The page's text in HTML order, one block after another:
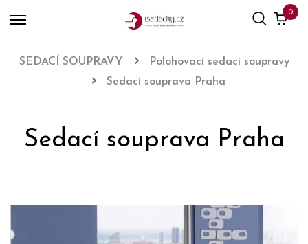
0
SEDACÍ SOUPRAVY
Polohovací sedací soupravy
Sedací souprava Praha
Sedací souprava Praha